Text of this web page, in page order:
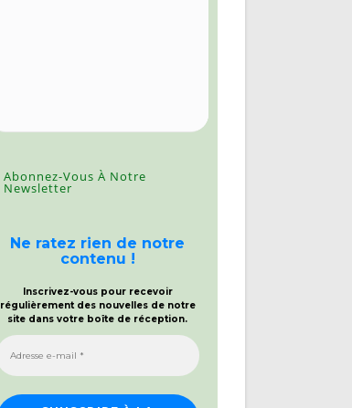
Abonnez-Vous À Notre
Newsletter
Ne ratez rien de notre
contenu !
Inscrivez-vous pour recevoir
régulièrement des nouvelles de notre
site dans votre boîte de réception.